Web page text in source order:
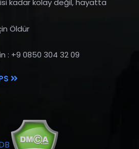
Öldür
: +9 0850 304 32 09